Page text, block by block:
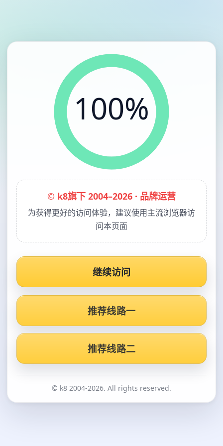
100%
© k8旗下 2004–2026 · 品牌运营
为获得更好的访问体验，建议使用主流浏览器访
问本页面
继续访问
推荐线路一
推荐线路二
© k8 2004-2026. All rights reserved.